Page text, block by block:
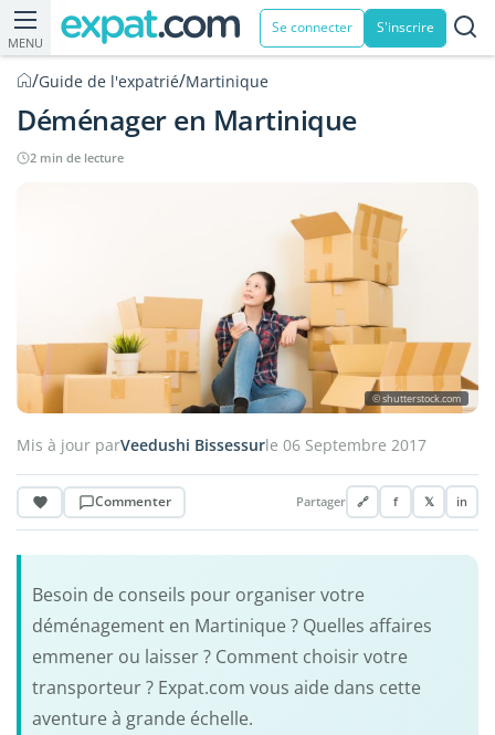
MENU
Se connecter S'inscrire
/Guide de l'expatrié/Martinique
Déménager en Martinique
2 min de lecture
© shutterstock.com
Mis à jour parVeedushi Bissessurle 06 Septembre 2017
Commenter Partager 🔗 f 𝕏 in
Besoin de conseils pour organiser votre
déménagement en Martinique ? Quelles affaires
emmener ou laisser ? Comment choisir votre
transporteur ? Expat.com vous aide dans cette
aventure à grande échelle.